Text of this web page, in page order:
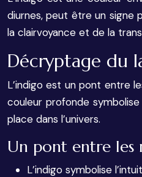
diurnes, peut être un signe
la clairvoyance et de la
Décryptage du
L’indigo est un pont entre
couleur profonde
place dans l’univers.
Un pont entre les
L’indigo symbolise